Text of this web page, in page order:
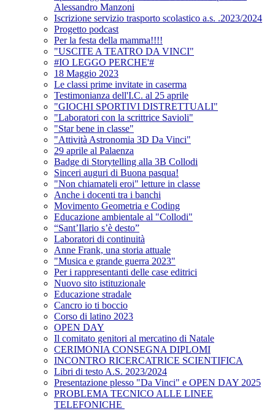
Alessandro Manzoni
Iscrizione servizio trasporto scolastico a.s. .2023/2024
Progetto podcast
Per la festa della mamma!!!!
"USCITE A TEATRO DA VINCI"
#IO LEGGO PERCHE'#
18 Maggio 2023
Le classi prime invitate in caserma
Testimonianza dell'I.C. al 25 aprile
"GIOCHI SPORTIVI DISTRETTUALI"
"Laboratori con la scrittrice Savioli"
"Star bene in classe"
"Attività Astronomia 3D Da Vinci"
29 aprile al Palaenza
Badge di Storytelling alla 3B Collodi
Sinceri auguri di Buona pasqua!
"Non chiamateli eroi" letture in classe
Anche i docenti tra i banchi
Movimento Geometria e Coding
Educazione ambientale al "Collodi"
“Sant’Ilario s’è desto”
Laboratori di continuità
Anne Frank, una storia attuale
"Musica e grande guerra 2023"
Per i rappresentanti delle case editrici
Nuovo sito istituzionale
Educazione stradale
Cancro io ti boccio
Corso di latino 2023
OPEN DAY
Il comitato genitori al mercatino di Natale
CERIMONIA CONSEGNA DIPLOMI
INCONTRO RICERCATRICE SCIENTIFICA
Libri di testo A.S. 2023/2024
Presentazione plesso "Da Vinci" e OPEN DAY 2025
PROBLEMA TECNICO ALLE LINEE
TELEFONICHE